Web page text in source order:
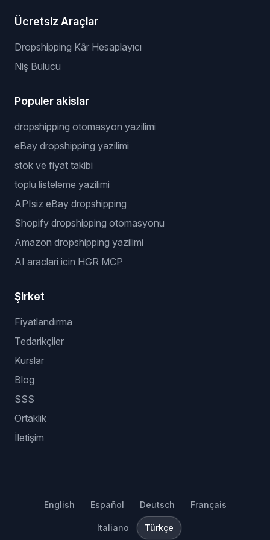
Ücretsiz Araçlar
Dropshipping Kâr Hesaplayıcı
Niş Bulucu
Populer akislar
dropshipping otomasyon yazilimi
eBay dropshipping yazilimi
stok ve fiyat takibi
toplu listeleme yazilimi
APIsiz eBay dropshipping
Shopify dropshipping otomasyonu
Amazon dropshipping yazilimi
AI araclari icin HGR MCP
Şirket
Fiyatlandırma
Tedarikçiler
Kurslar
Blog
SSS
Ortaklık
İletişim
English Español Deutsch Français
Italiano Türkçe